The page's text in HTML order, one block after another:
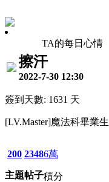
TA的每日心情
擦汗
2022-7-30 12:30
簽到天數: 1631 天
[LV.Master]魔法科畢業生
200
主題
2348
帖子
6萬
積分